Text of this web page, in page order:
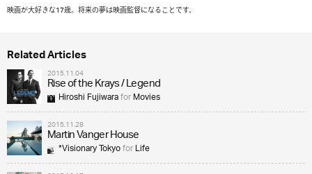
映画が大好きな17歳。将来の夢は映画監督になることです。
Related Articles
2015.11.04
Rise of the Krays / Legend
Hiroshi FujiwaraforMovies
2015.11.28
Martin Vanger House
*Visionary TokyoforLife